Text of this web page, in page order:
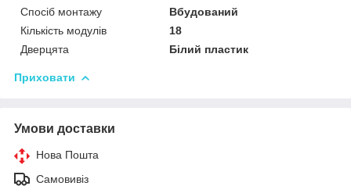
Спосіб монтажу
Вбудований
Кількість модулів
18
Дверцята
Білий пластик
Приховати
Умови доставки
Нова Пошта
Самовивіз